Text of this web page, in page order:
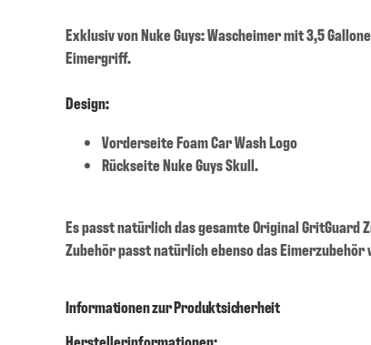
Exklusiv von Nuke Guys: Wascheimer mit 3,5
Eimergriff.
Design:
Vorderseite Foam Car Wash Logo
Rückseite Nuke Guys Skull.
Es passt natürlich das gesamte Original GritGuard
Zubehör passt natürlich ebenso das Eimerzubehör
Informationen zur Produktsicherheit
Herstellerinformationen: